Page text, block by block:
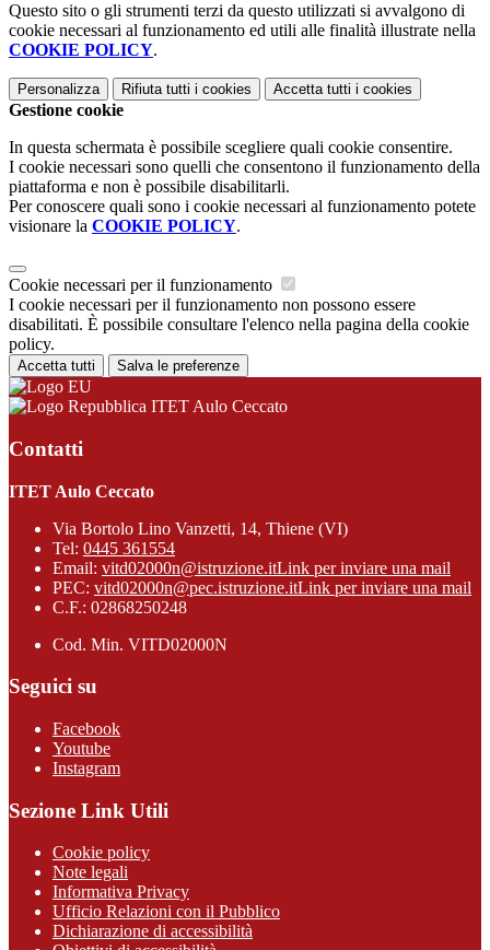
Questo sito o gli strumenti terzi da questo utilizzati si avvalgono di
cookie necessari al funzionamento ed utili alle finalità illustrate nella
COOKIE POLICY.
Personalizza Rifiuta tutti i cookies Accetta tutti i cookies
Gestione cookie
In questa schermata è possibile scegliere quali cookie consentire.
I cookie necessari sono quelli che consentono il funzionamento della
piattaforma e non è possibile disabilitarli.
Per conoscere quali sono i cookie necessari al funzionamento potete
visionare la COOKIE POLICY.
Cookie necessari per il funzionamento
I cookie necessari per il funzionamento non possono essere
disabilitati. È possibile consultare l'elenco nella pagina della cookie
policy.
Accetta tutti Salva le preferenze
ITET Aulo Ceccato
Contatti
ITET Aulo Ceccato
Via Bortolo Lino Vanzetti, 14, Thiene (VI)
Tel: 0445 361554
Email: vitd02000n@istruzione.itLink per inviare una mail
PEC: vitd02000n@pec.istruzione.itLink per inviare una mail
C.F.: 02868250248
Cod. Min. VITD02000N
Seguici su
Facebook
Youtube
Instagram
Sezione Link Utili
Cookie policy
Note legali
Informativa Privacy
Ufficio Relazioni con il Pubblico
Dichiarazione di accessibilità